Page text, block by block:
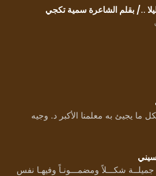
../ بقلم الشاعرة سمية تكجي
ما يجيئ به معلمنا الأكبر د. وجيه
جميلــة شكـــلاً ومضمـــونـاً وفيهـا نفس